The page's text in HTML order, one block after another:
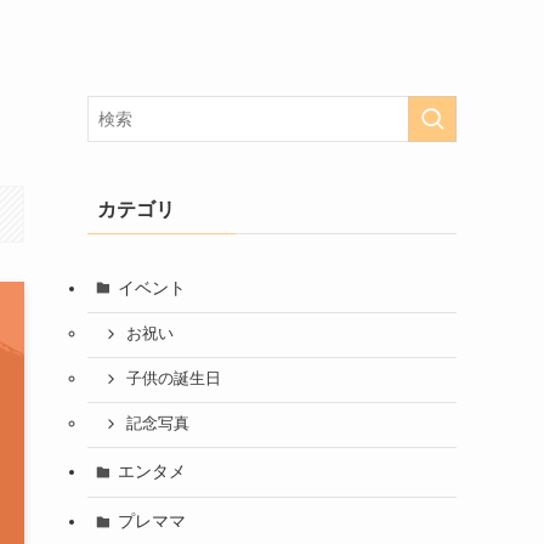
カテゴリ
イベント
お祝い
子供の誕生日
記念写真
エンタメ
プレママ